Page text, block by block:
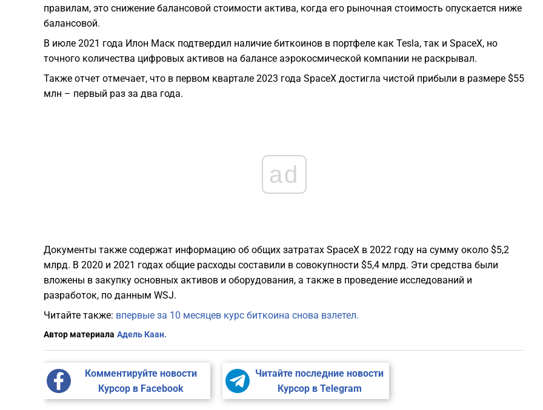
правилам, это снижение балансовой стоимости актива, когда его рыночная стоимость опускается ниже
балансовой.
В июле 2021 года Илон Маск подтвердил наличие биткоинов в портфеле как Tesla, так и SpaceX, но
точного количества цифровых активов на балансе аэрокосмической компании не раскрывал.
Также отчет отмечает, что в первом квартале 2023 года SpaceX достигла чистой прибыли в размере $55
млн – первый раз за два года.
ad
Документы также содержат информацию об общих затратах SpaceX в 2022 году на сумму около $5,2
млрд. В 2020 и 2021 годах общие расходы составили в совокупности $5,4 млрд. Эти средства были
вложены в закупку основных активов и оборудования, а также в проведение исследований и
разработок, по данным WSJ.
Читайте также: впервые за 10 месяцев курс биткоина снова взлетел.
Автор материала Адель Каан.
Комментируйте новости
Курсор в Facebook
Читайте последние новости
Курсор в Telegram